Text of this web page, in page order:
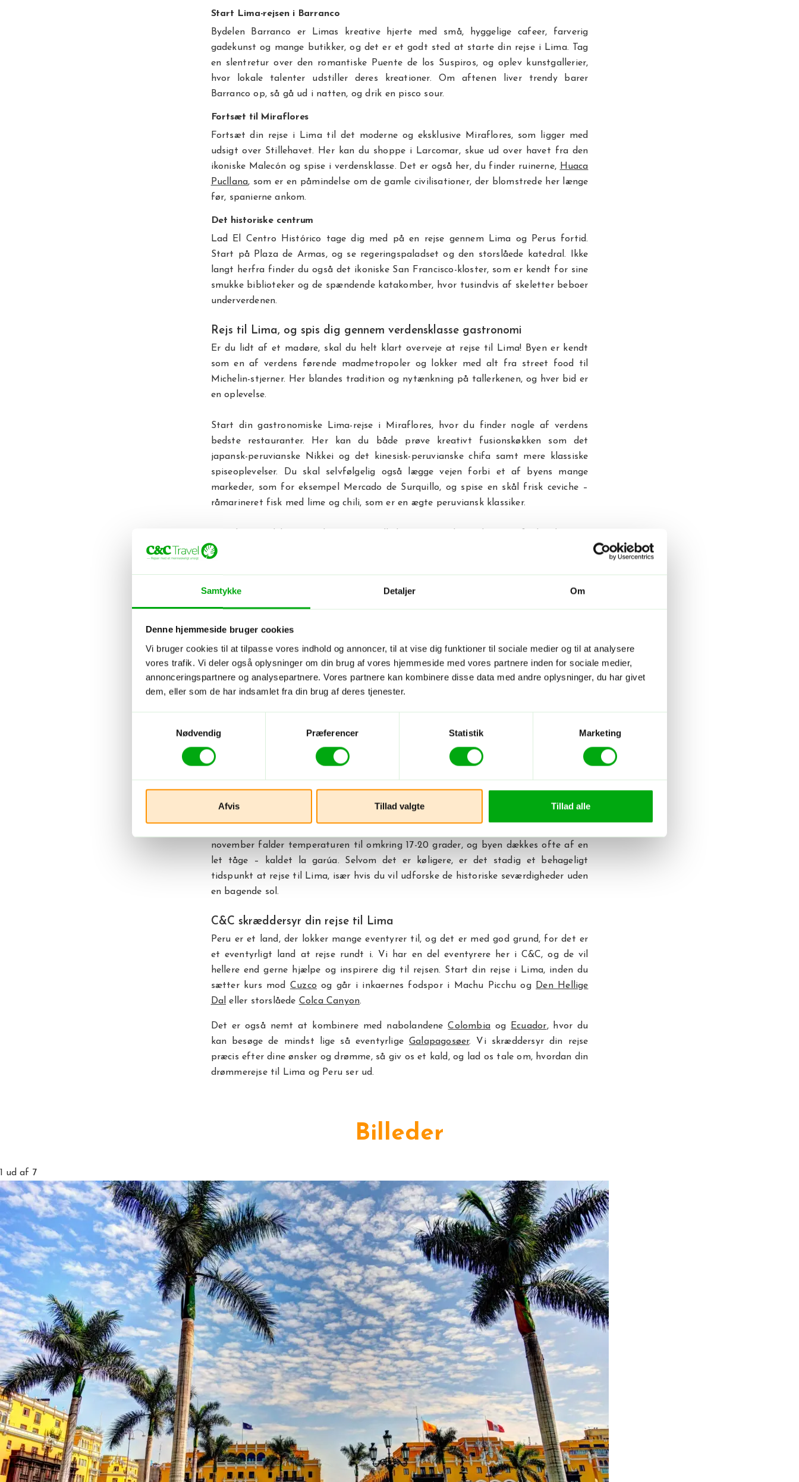
Samtykke Detaljer Om
Denne hjemmeside bruger cookies
Vi bruger cookies til at tilpasse vores indhold og annoncer, til at vise dig funktioner til sociale medier og til at analysere
vores trafik. Vi deler også oplysninger om din brug af vores hjemmeside med vores partnere inden for sociale medier,
annonceringspartnere og analysepartnere. Vores partnere kan kombinere disse data med andre oplysninger, du har givet
dem, eller som de har indsamlet fra din brug af deres tjenester.
Nødvendig
Præferencer Statistik Marketing
Afvis Tillad valgte Tillad alle
Start Lima-rejsen i Barranco
Bydelen Barranco er Limas kreative hjerte med små, hyggelige cafeer, farverig
gadekunst og mange butikker, og det er et godt sted at starte din rejse i Lima. Tag
en slentretur over den romantiske Puente de los Suspiros, og oplev kunstgallerier,
hvor lokale talenter udstiller deres kreationer. Om aftenen liver trendy barer
Barranco op, så gå ud i natten, og drik en pisco sour.
Fortsæt til Miraflores
Fortsæt din rejse i Lima til det moderne og eksklusive Miraflores, som ligger med
udsigt over Stillehavet. Her kan du shoppe i Larcomar, skue ud over havet fra den
ikoniske Malecón og spise i verdensklasse. Det er også her, du finder ruinerne, Huaca
Pucllana, som er en påmindelse om de gamle civilisationer, der blomstrede her længe
før, spanierne ankom.
Det historiske centrum
Lad El Centro Histórico tage dig med på en rejse gennem Lima og Perus fortid.
Start på Plaza de Armas, og se regeringspaladset og den storslåede katedral. Ikke
langt herfra finder du også det ikoniske San Francisco-kloster, som er kendt for sine
smukke biblioteker og de spændende katakomber, hvor tusindvis af skeletter beboer
underverdenen.
Rejs til Lima, og spis dig gennem verdensklasse gastronomi
Er du lidt af et madøre, skal du helt klart overveje at rejse til Lima! Byen er kendt
som en af verdens førende madmetropoler og lokker med alt fra street food til
Michelin-stjerner. Her blandes tradition og nytænkning på tallerkenen, og hver bid er
en oplevelse.
Start din gastronomiske Lima-rejse i Miraflores, hvor du finder nogle af verdens
bedste restauranter. Her kan du både prøve kreativt fusionskøkken som det
japansk-peruvianske Nikkei og det kinesisk-peruvianske chifa samt mere klassiske
spiseoplevelser. Du skal selvfølgelig også lægge vejen forbi et af byens mange
markeder, som for eksempel Mercado de Surquillo, og spise en skål frisk ceviche –
råmarineret fisk med lime og chili, som er en ægte peruviansk klassiker.
steder, der hylder landets mange regioner. Spis dig gennem Andesbjergenes krydrede
Aktive rejser til Lima
Der er masser af muligheder for aktive eventyr på en rejse til Lima. Byens kystlinje,
Costa Verde, er et mekka for vandsportsentusiaster, og bølgerne tiltrækker surfere
fra nær og fjern. Paragliding over klipperne og fugleperspektiv over byen er også en
oplevelse, der vil give uforglemmelige minder om din Lima-rejse. Skal det være en
smule mindre actionpræget, så hop på en
Rejser du til Lima for at dykke ned i Perus historie, kan du - udover at besøge Huaca
Pucllana i Miraflores - også tage til Pachacamac-ruinerne en 40 kilometer udenfor
byen.
Du kan rejse til Lima hele året, for vejret her er mildt. Fra december til april er det
november falder temperaturen til omkring 17-20 grader, og byen dækkes ofte af en
let tåge – kaldet la garúa. Selvom det er køligere, er det stadig et behageligt
tidspunkt at rejse til Lima, især hvis du vil udforske de historiske seværdigheder uden
en bagende sol.
C&C skræddersyr din rejse til Lima
Peru er et land, der lokker mange eventyrer til, og det er med god grund, for det er
et eventyrligt land at rejse rundt i. Vi har en del eventyrere her i C&C, og de vil
hellere end gerne hjælpe og inspirere dig til rejsen. Start din rejse i Lima, inden du
sætter kurs mod Cuzco og går i inkaernes fodspor i Machu Picchu og
Den Hellige
Dal eller storslåede Colca Canyon.
Det er også nemt at kombinere med nabolandeneColombia og Ecuador, hvor du
kan besøge de mindst lige så eventyrlige Galapagosøer. Vi skræddersyr din rejse
præcis efter dine ønsker og drømme, så giv os et kald, og lad os tale om, hvordan din
drømmerejse til Lima og Peru ser ud.
Billeder
1 ud af 7